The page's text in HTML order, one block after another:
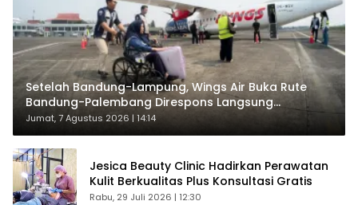
Setelah Bandung-Lampung, Wings Air Buka Rute
Bandung-Palembang Direspons Langsung
Penumpang
Jumat, 7 Agustus 2026 | 14:14
Jesica Beauty Clinic Hadirkan Perawatan
Kulit Berkualitas Plus Konsultasi Gratis
Rabu, 29 Juli 2026 | 12:30